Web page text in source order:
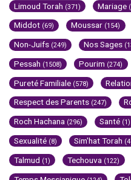
Limoud Torah (371) Mariage
Middot (69) Moussar (154)
Non-Juifs (249) Nos Sages
Pessah (1508) Pourim (274)
Pureté Familiale (578)
Respect des Parents (247)
Roch Hachana (296) Santé (1)
Sexualité (8) Sim'hat Torah
Talmud (1) Techouva (122)